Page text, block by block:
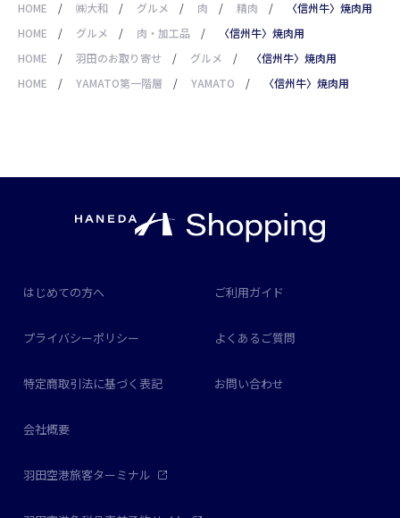
HOME / ㈱大和 / グルメ / 肉 / 精肉 /
〈信州牛〉焼肉用
HOME
/ グルメ / 肉・加工品 /
〈信州牛〉焼肉用
HOME
/ 羽田のお取り寄せ / グルメ /
〈信州牛〉焼肉用
HOME
/ YAMATO第一階層 / YAMATO / 〈信州牛〉焼肉用
はじめての方へ ご利用ガイド
プライバシーポリシー よくあるご質問
特定商取引法に基づく表記 お問い合わせ
会社概要
羽田空港旅客ターミナル